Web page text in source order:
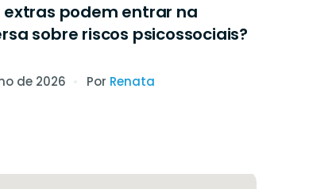
extras podem entrar na
sobre riscos psicossociais?
de 2026 Por Renata